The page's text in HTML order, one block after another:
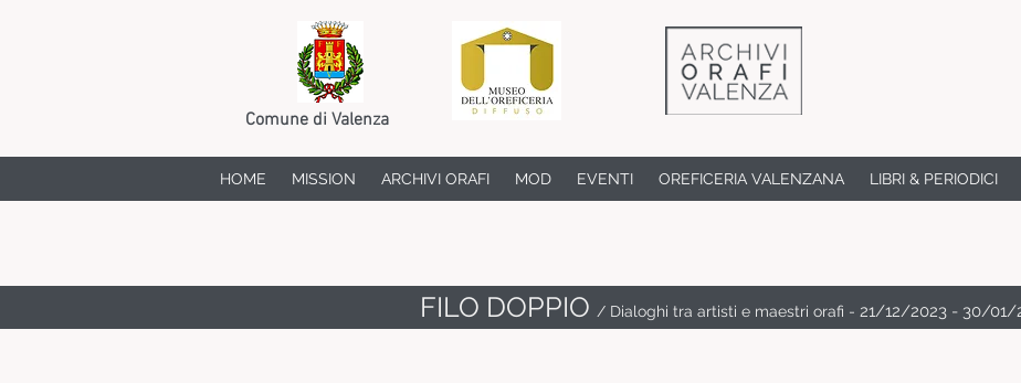
Comune di Valenza
HOME MISSION ARCHIVI ORAFI MOD EVENTI OREFICERIA VALENZANA LIBRI & PERIODICI
FILO DOPPIO / Dialoghi tra artisti e maestri orafi - 21/12/2023 - 30/01/